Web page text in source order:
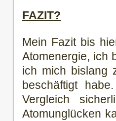
FAZIT?
Mein Fazit bis
Atomenergie, ich
ich mich bislang
beschäftigt
Vergleich
Atomunglücken